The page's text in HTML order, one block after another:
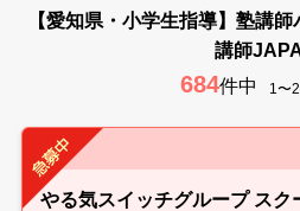
【愛知県・小学生指導】塾講
講師
684件中 1〜
やる気スイッチグループ スク